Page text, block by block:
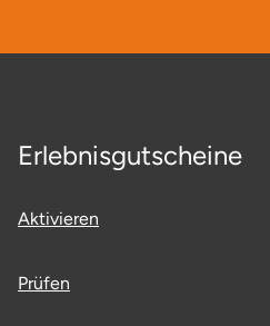
Erlebnisgutscheine
Aktivieren
Prüfen
Potsdam-Mittelmark